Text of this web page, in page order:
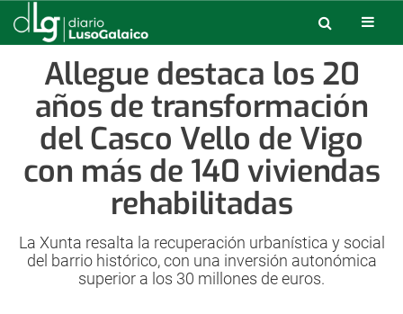
Allegue destaca los 20
años de transformación
del Casco Vello de Vigo
con más de 140 viviendas
rehabilitadas
La Xunta resalta la recuperación urbanística y social
del barrio histórico, con una inversión autonómica
superior a los 30 millones de euros.